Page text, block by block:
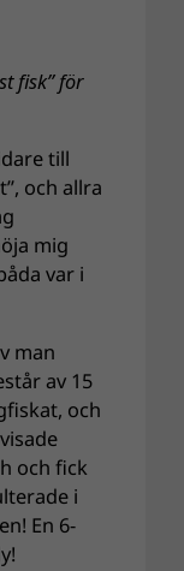
fisk” för
till
och allra
mig
var i
man
av 15
och
och fick
i
En 6-